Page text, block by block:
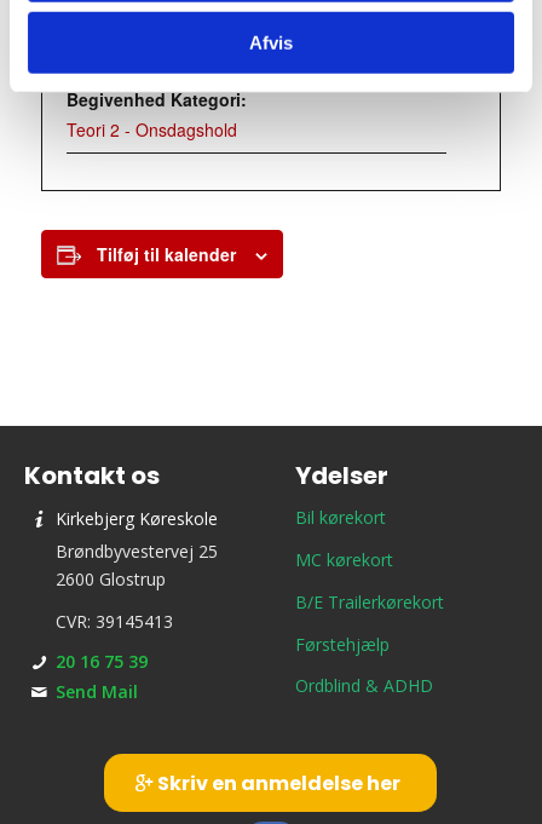
Afvis
Tidspunkt:
Begivenhed Kategori:
Teori 2 - Onsdagshold
Tilføj til kalender
Kontakt os
Kirkebjerg Køreskole
Brøndbyvestervej 25
2600 Glostrup
CVR: 39145413
20 16 75 39
Send Mail
Ydelser
Bil kørekort
MC kørekort
B/E Trailerkørekort
Førstehjælp
Ordblind & ADHD
Skriv en anmeldelse her